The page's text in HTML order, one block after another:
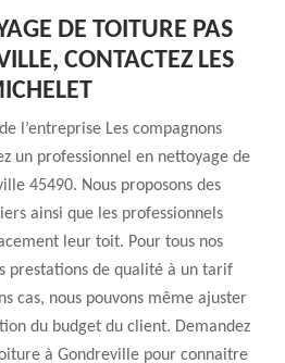
DE TOITURE PAS
CONTACTEZ LES
l’entreprise Les compagnons
un professionnel en nettoyage de
45490. Nous proposons des
ainsi que les professionnels
leur toit. Pour tous nos
prestations de qualité à un tarif
cas, nous pouvons même ajuster
du budget du client. Demandez
à Gondreville pour connaitre